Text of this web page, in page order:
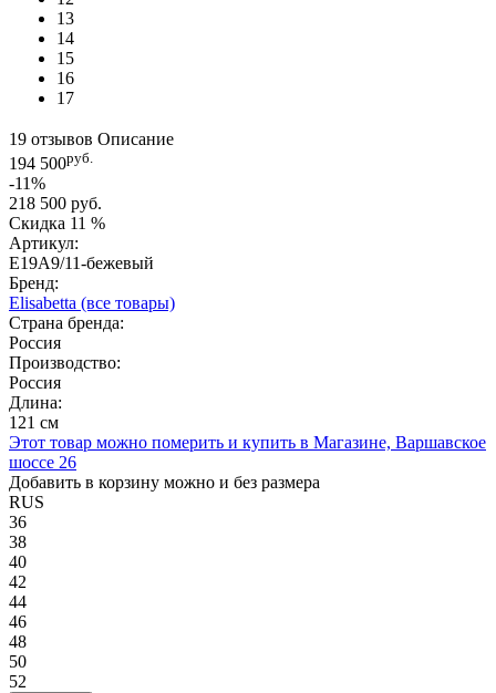
13
14
15
16
17
19 отзывов Описание
194 500руб.
-11%
218 500 руб.
Скидка 11 %
Артикул:
E19A9/11-бежевый
Бренд:
Elisabetta (все товары)
Страна бренда:
Россия
Производство:
Россия
Длина:
121 см
Этот товар можно померить и купить в Магазине, Варшавское
шоссе 26
Добавить в корзину можно и без размера
RUS
36
38
40
42
44
46
48
50
52